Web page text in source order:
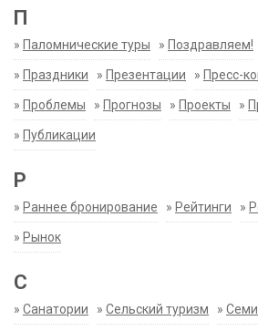
П
» Паломнические туры » Поздравляем!
» Праздники » Презентации » Пресс-
» Проблемы » Прогнозы » Проекты »
» Публикации
Р
» Раннее бронирование » Рейтинги »
» Рынок
С
» Санатории » Сельский туризм »